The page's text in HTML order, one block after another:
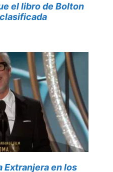
el libro de Bolton
Extranjera en los